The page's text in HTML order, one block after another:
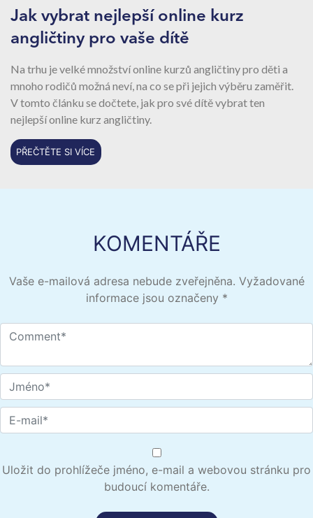
Jak vybrat nejlepší online kurz
angličtiny pro vaše dítě
Na trhu je velké množství online kurzů angličtiny pro děti a
mnoho rodičů možná neví, na co se při jejich výběru zaměřit.
V tomto článku se dočtete, jak pro své dítě vybrat ten
nejlepší online kurz angličtiny.
PŘEČTĚTE SI VÍCE
KOMENTÁŘE
Vaše e-mailová adresa nebude zveřejněna. Vyžadované
informace jsou označeny *
Uložit do prohlížeče jméno, e-mail a webovou stránku pro
budoucí komentáře.